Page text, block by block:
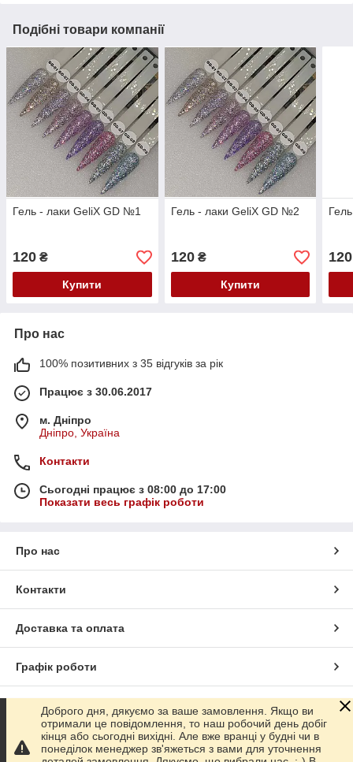
Подібні товари компанії
Гель - лаки GeliX GD №1
120 ₴
Купити
Гель - лаки GeliX GD №2
120₴
Купити
120
Про нас
100% позитивних з 35 відгуків за рік
Працює з 30.06.2017
м. Дніпро
Дніпро, Україна
Контакти
Сьогодні працює з 08:00 до 17:00
Показати весь графік роботи
Про нас
Контакти
Доставка та оплата
Графік роботи
Повна версія сайту
Сайт створено на маркетплейсіProm.ua
Доброго дня, дякуємо за ваше замовлення. Якщо ви
отримали це повідомлення, то наш робочий день добіг
кінця або сьогодні вихідні. Але вже вранці у будні чи в
понеділок менеджер зв'яжеться з вами для уточнення